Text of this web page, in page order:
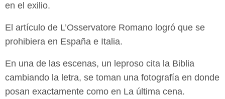
en el exilio.
El artículo de L’Osservatore Romano logró que se
prohibiera en España e Italia.
En una de las escenas, un leproso cita la Biblia
cambiando la letra, se toman una fotografía en donde
posan exactamente como en La última cena.